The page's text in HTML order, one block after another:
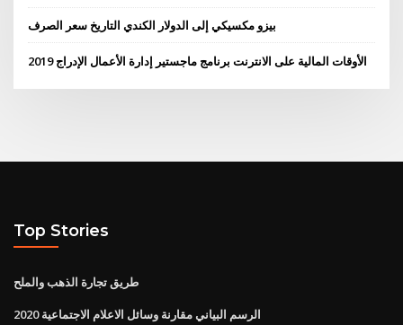
بيزو مكسيكي إلى الدولار الكندي التاريخ سعر الصرف
الأوقات المالية على الانترنت برنامج ماجستير إدارة الأعمال الإدراج 2019
Top Stories
طريق تجارة الذهب والملح
الرسم البياني مقارنة وسائل الاعلام الاجتماعية 2020